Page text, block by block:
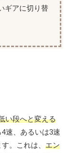
ギアに切り替
い段へと変える
速、あるいは3速
。これは、 エン